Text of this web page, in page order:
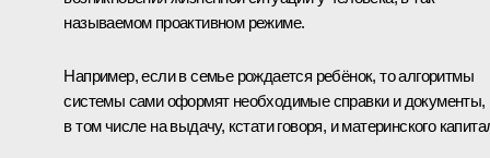
называемом проактивном режиме.
Например, если в семье рождается ребёнок, то алгоритмы
системы сами оформят необходимые справки и документы,
в том числе на выдачу, кстати говоря, и материнского